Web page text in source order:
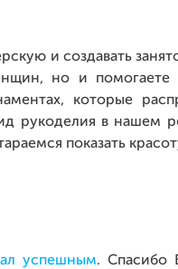
и создавать
но и помогаете
которые
рукоделия в нашем
показать
успешным. Спасибо